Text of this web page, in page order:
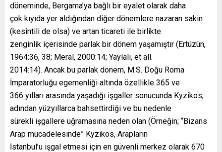
döneminde, Bergama’ya bağlı bir eyalet olarak daha
çok kıyıda yer aldığından diğer dönemlere nazaran sakin
(kesintili de olsa) ve artan ticareti ile birlikte
zenginlik içerisinde parlak bir dönem yaşamıştır (Ertüzün,
1964:36, 38; Meral, 2000:14; Yaylalı, et all.
2014:14). Ancak bu parlak dönem, M.S. Doğu Roma
İmparatorluğu egemenliği altında özellikle 365 ve
366 yılları arasında yaşadığı işgaller sonucunda Kyzikos,
adından yüzyıllarca bahsettirdiği ve bu nedenle
sürekli işgallere uğramasına neden olan (Örneğin; “Bizans
Arap mücadelesinde” Kyzikos, Arapların
İstanbul’u işgal etmesi için en güvenli merkez olarak 670